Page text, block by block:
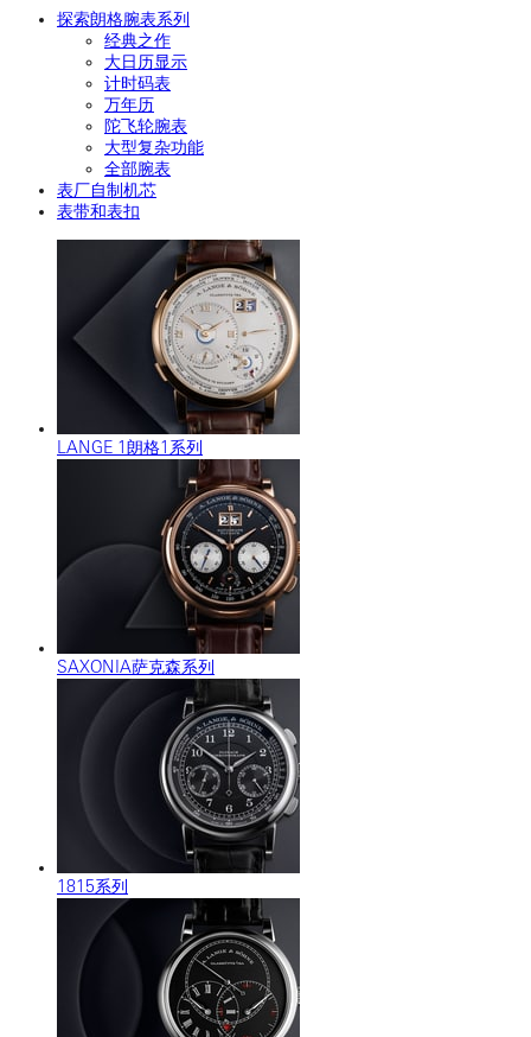
探索朗格腕表系列
经典之作
大日历显示
计时码表
万年历
陀飞轮腕表
大型复杂功能
全部腕表
表厂自制机芯
表带和表扣
LANGE 1朗格1系列
SAXONIA萨克森系列
1815系列